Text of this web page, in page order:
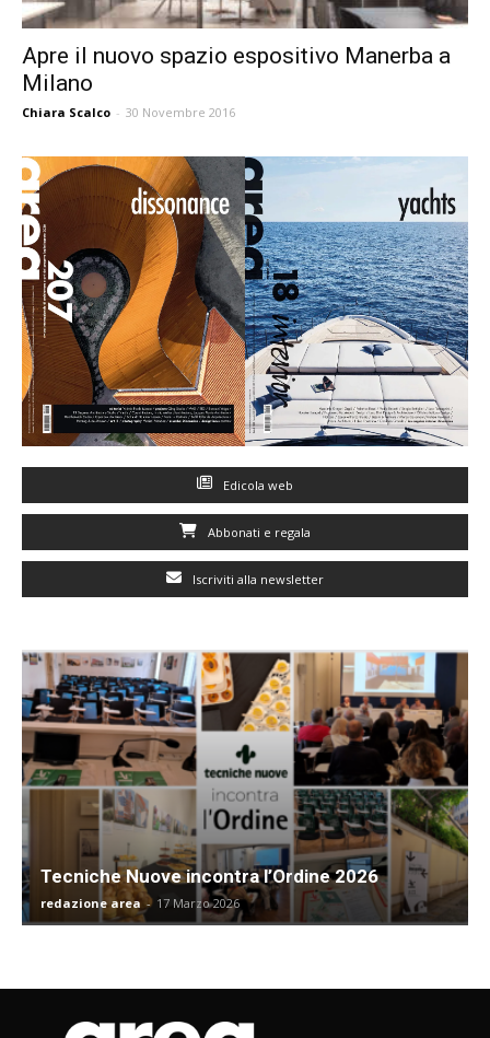
Apre il nuovo spazio espositivo Manerba a
Milano
Chiara Scalco - 30 Novembre 2016
Edicola web
Abbonati e regala
Iscriviti alla newsletter
Tecniche Nuove incontra l’Ordine 2026
redazione area - 17 Marzo 2026